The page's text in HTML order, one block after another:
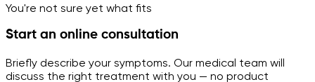
You're not sure yet what fits
Start an online consultation
Briefly describe your symptoms. Our medical team will
discuss the right treatment with you — no product